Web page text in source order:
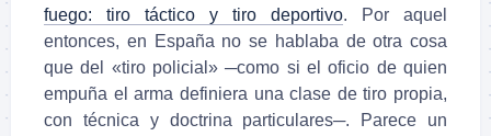
fuego: tiro táctico y tiro deportivo. Por aquel
entonces, en España no se hablaba de otra cosa
que del «tiro policial» ─como si el oficio de quien
empuña el arma definiera una clase de tiro propia,
con técnica y doctrina particulares─. Parece un